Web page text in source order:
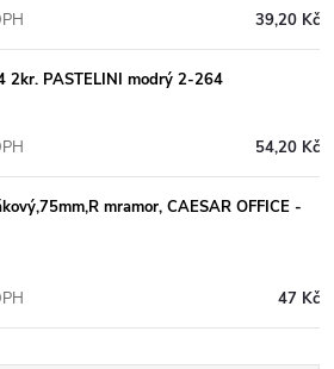
39,20 Kč
2kr. PASTELINI modrý 2-264
54,20 Kč
mramor, CAESAR OFFICE -
47 Kč